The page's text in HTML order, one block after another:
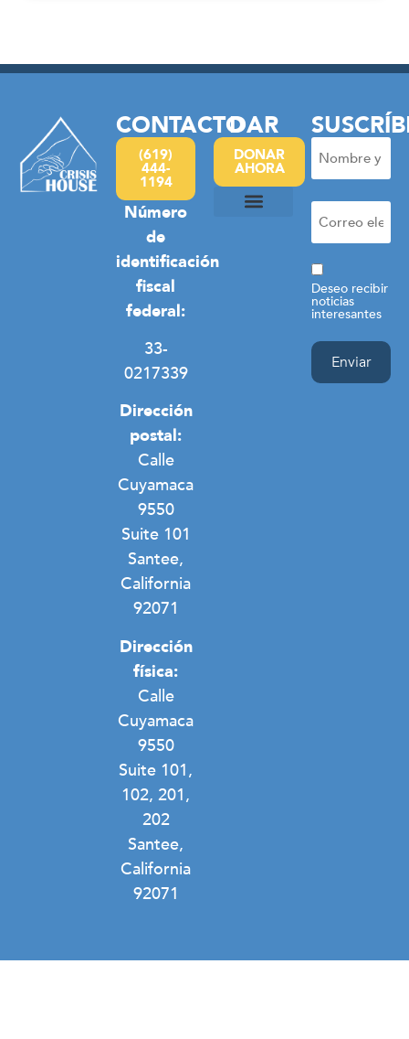
CONTACTO
(619)
444-
1194
Número
de
identificación
fiscal
federal:
33-
0217339
Dirección
postal:
Calle
Cuyamaca
9550
Suite 101
Santee,
California
92071
Dirección
física:
Calle
Cuyamaca
9550
Suite 101,
102, 201,
202
Santee,
California
92071
DAR
DONAR
AHORA
(Obligatorio)
Correo
electrónico
(Obligatorio)
Deseo recibir
noticias
interesantes